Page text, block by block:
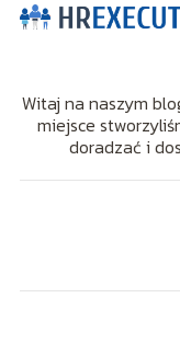
Witaj na naszym
miejsce
doradzać i